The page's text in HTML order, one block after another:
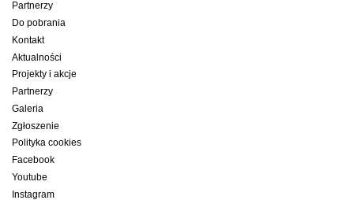
Partnerzy
Do pobrania
Kontakt
Aktualności
Projekty i akcje
Partnerzy
Galeria
Zgłoszenie
Polityka cookies
Facebook
Youtube
Instagram